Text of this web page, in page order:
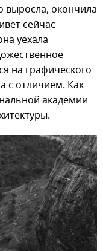
выросла, окончила
сейчас
уехала
на графического
с отличием. Как
академии